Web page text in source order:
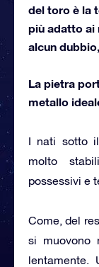
del toro è la
più adatto ai
alcun
La pietra
metallo
I nati sotto
molto
possessivi e
Come, del
si muovono
lentamente.